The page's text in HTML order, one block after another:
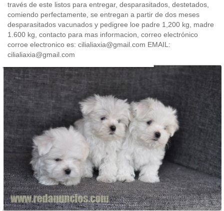
través de este listos para entregar, desparasitados, destetados,
comiendo perfectamente, se entregan a partir de dos meses
desparasitados vacunados y pedigree loe padre 1,200 kg, madre
1.600 kg, contacto para mas informacion, correo electrónico
corroe electronico es: cilialiaxia@gmail.com EMAIL:
cilialiaxia@gmail.com